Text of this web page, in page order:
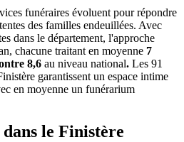
funéraires évoluent pour répondre
des familles endeuillées. Avec
dans le département, l'approche
chacune traitant en moyenne 7
8,6 au niveau national. Les 91
garantissent un espace intime
en moyenne un funérarium
dans le Finistère